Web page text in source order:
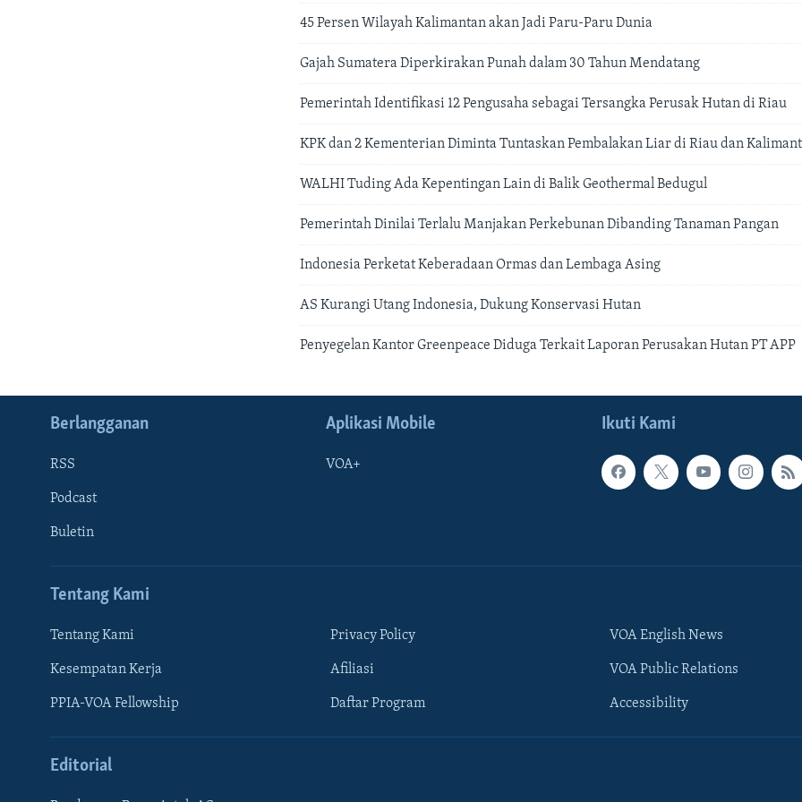
45 Persen Wilayah Kalimantan akan Jadi Paru-Paru Dunia
Gajah Sumatera Diperkirakan Punah dalam 30 Tahun Mendatang
Pemerintah Identifikasi 12 Pengusaha sebagai Tersangka Perusak Hutan di Riau
KPK dan 2 Kementerian Diminta Tuntaskan Pembalakan Liar di Riau dan
WALHI Tuding Ada Kepentingan Lain di Balik Geothermal Bedugul
Pemerintah Dinilai Terlalu Manjakan Perkebunan Dibanding Tanaman Pangan
Indonesia Perketat Keberadaan Ormas dan Lembaga Asing
AS Kurangi Utang Indonesia, Dukung Konservasi Hutan
Penyegelan Kantor Greenpeace Diduga Terkait Laporan Perusakan Hutan PT APP
Ikuti Kami
Berlangganan
RSS
Podcast
Buletin
Aplikasi Mobile
VOA+
Tentang Kami
Tentang Kami
Kesempatan Kerja
PPIA-VOA Fellowship
Privacy Policy
Afiliasi
Daftar Program
VOA English News
VOA Public Relations
Accessibility
Editorial